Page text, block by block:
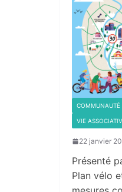
COMMUNAUTÉ
VIE
22 janvier
Présenté
Plan vélo